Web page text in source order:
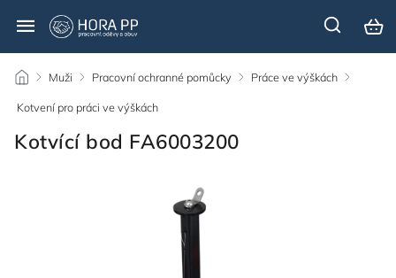
/ Muži / Pracovní ochranné pomůcky / Práce ve výškách /
Kotvení pro práci ve výškách
Kotvící bod FA6003200